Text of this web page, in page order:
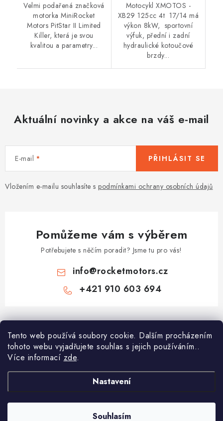
Tento web používá soubory cookie. Dalším procházením
tohoto webu vyjadřujete souhlas s jejich používáním..
Více informací zde.
Nastavení
Souhlasím
Velmi podařená značková
motorka MiniRocket
Motors PitStar II Limited
Killer, která je svou
kvalitou a parametry...
Motocykl XMOTOS -
XB29 125cc 4t 17/14 má
výkon 8kW, sportovní
výfuk, přední i zadní
hydraulické kotoučové
brzdy...
Aktuální novinky a akce na váš e-mail
E-mail
Vložením e-mailu souhlasíte s podmínkami ochrany osobních údajů
PŘIHLÁSIT SE
Pomůžeme vám s výběrem
Potřebujete s něčím poradit? Jsme tu pro vás!
info@rocketmotors.cz
+421 910 603 694
Z
á
Najdete nás
Informace pro vás
Dětské čtyřkolky
ROCKETMOTORS.cz. Všechna práva vyhrazena.